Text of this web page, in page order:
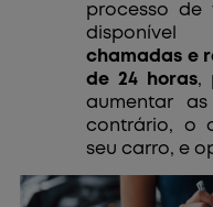
processo de
chamadas e
de 24 horas,
aumentar
contrário, o
seu carro, e